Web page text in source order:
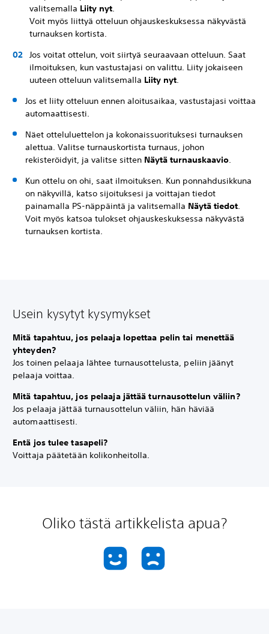
valitsemalla Liity nyt.
Voit myös liittyä otteluun ohjauskeskuksessa näkyvästä
turnauksen kortista.
Jos voitat ottelun, voit siirtyä seuraavaan otteluun. Saat
ilmoituksen, kun vastustajasi on valittu. Liity jokaiseen
uuteen otteluun valitsemalla Liity nyt.
Jos et liity otteluun ennen aloitusaikaa, vastustajasi voittaa
automaattisesti.
Näet otteluluettelon ja kokonaissuorituksesi turnauksen
alettua. Valitse turnauskortista turnaus, johon
rekisteröidyit, ja valitse sitten Näytä turnauskaavio.
Kun ottelu on ohi, saat ilmoituksen. Kun ponnahdusikkuna
on näkyvillä, katso sijoituksesi ja voittajan tiedot
painamalla PS-näppäintä ja valitsemalla Näytä tiedot.
Voit myös katsoa tulokset ohjauskeskuksessa näkyvästä
turnauksen kortista.
Usein kysytyt kysymykset
Mitä tapahtuu, jos pelaaja lopettaa pelin tai menettää
yhteyden?
Jos toinen pelaaja lähtee turnausottelusta, peliin jäänyt
pelaaja voittaa.
Mitä tapahtuu, jos pelaaja jättää turnausottelun väliin?
Jos pelaaja jättää turnausottelun väliin, hän häviää
automaattisesti.
Entä jos tulee tasapeli?
Voittaja päätetään kolikonheitolla.
Oliko tästä artikkelista apua?